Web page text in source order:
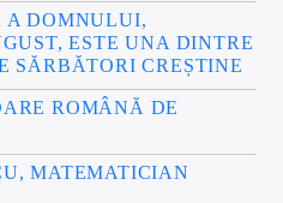
A DOMNULUI,
ESTE UNA DINTRE
SĂRBĂTORI CREȘTINE
ROMÂNĂ DE
MATEMATICIAN